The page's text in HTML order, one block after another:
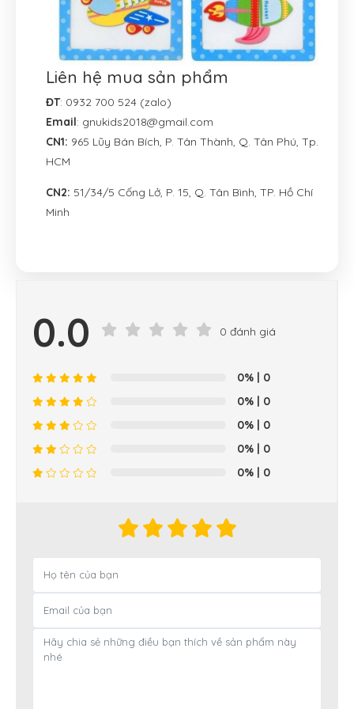
Liên hệ mua sản phẩm
ĐT: 0932 700 524 (zalo)
Email: gnukids2018@gmail.com
CN1: 965 Lũy Bán Bích, P. Tân Thành, Q. Tân Phú, Tp.
HCM
CN2: 51/34/5 Cống Lở, P. 15, Q. Tân Bình, TP. Hồ Chí
Minh
0.0 0 đánh giá
0% | 0
0% | 0
0% | 0
0% | 0
0% | 0